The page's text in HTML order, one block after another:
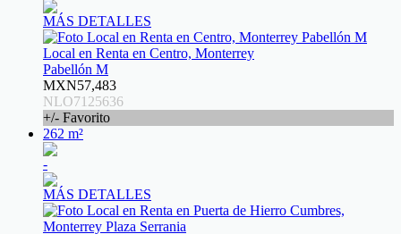
MÁS DETALLES
Local en Renta en Centro, Monterrey
Pabellón M
MXN57,483
NLO7125636
+/- Favorito
262 m²
-
MÁS DETALLES